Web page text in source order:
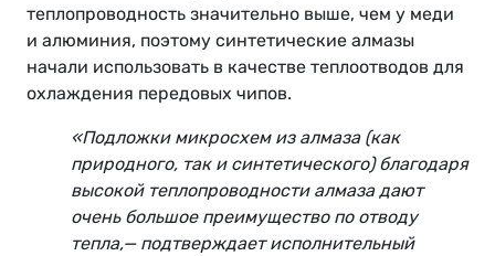
теплопроводность значительно выше, чем у меди
и алюминия, поэтому синтетические алмазы
начали использовать в качестве теплоотводов для
охлаждения передовых чипов.
«Подложки микросхем из алмаза (как
природного, так и синтетического) благодаря
высокой теплопроводности алмаза дают
очень большое преимущество по отводу
тепла,— подтверждает исполнительный